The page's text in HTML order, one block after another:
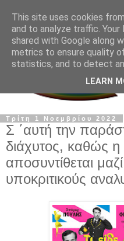
Τρίτη 1 Νοεμβρίου 2022
Σ ΄αυτή την
διάχυτος, καθώς η
αποσυντίθεται
υποκριτικούς
This site uses cookies
and to analyze traffic.
shared with Google along
metrics to ensure quality
statistics, and to detect
LEARN